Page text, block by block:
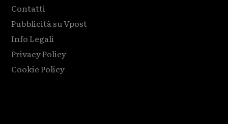
Contatti
Pubblicità su Vpost
Info Legali
Privacy Policy
Cookie Policy